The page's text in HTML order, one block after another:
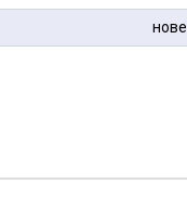
нове